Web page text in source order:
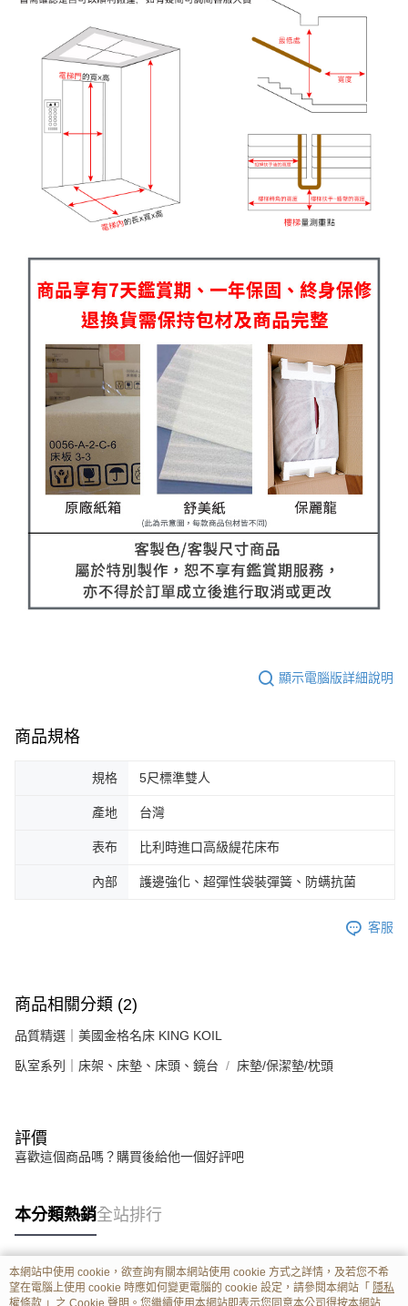
顯示電腦版詳細說明
商品規格
規格 5尺標準雙人
產地 台灣
表布 比利時進口高級緹花床布
內部 護邊強化、超彈性袋裝彈簧、防螨抗菌
客服
商品相關分類 (2)
品質精選｜美國金格名床 KING KOIL
臥室系列｜床架、床墊、床頭、鏡台 床墊/保潔墊/枕頭
評價
喜歡這個商品嗎？購買後給他一個好評吧
本分類熱銷全站排行
熱門標籤
本網站中使用 cookie，欲查詢有關本網站使用 cookie 方式之詳情，及若您不希
望在電腦上使用 cookie 時應如何變更電腦的 cookie 設定，請參閱本網站「 隱私
權條款 」之 Cookie 聲明。您繼續使用本網站即表示您同意本公司得按本網站使